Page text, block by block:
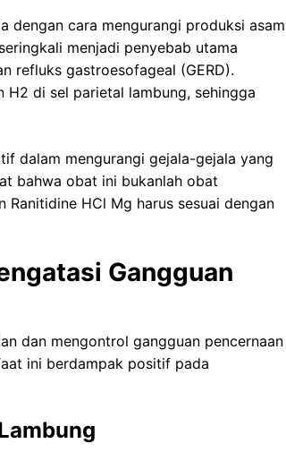
dengan cara mengurangi produksi asam
menjadi penyebab utama
refluks gastroesofageal (GERD).
H2 di sel parietal lambung, sehingga
dalam mengurangi gejala-gejala yang
bahwa obat ini bukanlah obat
Ranitidine HCl Mg harus sesuai dengan
Gangguan
dan mengontrol gangguan pencernaan
ini berdampak positif pada